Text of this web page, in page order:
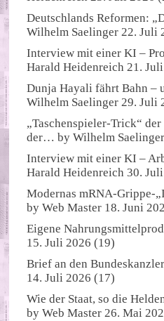
Deutschlands Reformen:
Wilhelm Saelinger 22. Juli
Interview mit einer KI –
Harald Heidenreich 21.
Dunja Hayali fährt Bahn –
Wilhelm Saelinger 29. Juli
„Taschenspieler-Trick“
der… byWilhelm Saelinger
Interview mit einer KI –
Harald Heidenreich 30.
Modernas mRNA-Grippe-
byWeb Master 18. Juni
Eigene
15. Juli 2026 (19)
Brief an den Bundeskanzler
14. Juli 2026 (17)
Wie der Staat, so die
byWeb Master 26. Mai